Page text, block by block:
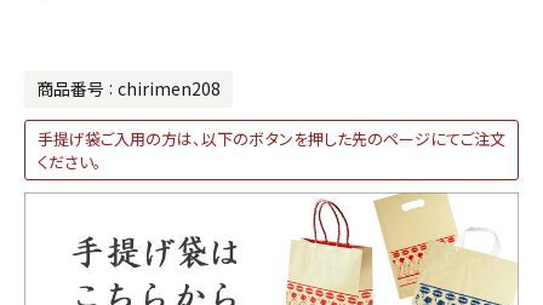
商品番号 chirimen208
手提げ袋ご入用の方は、以下のボタンを押した先のページにてご注文
ください。